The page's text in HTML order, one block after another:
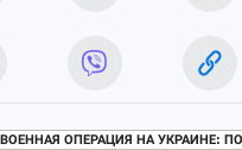
ВОЕННАЯ ОПЕРАЦИЯ НА УКРАИНЕ: